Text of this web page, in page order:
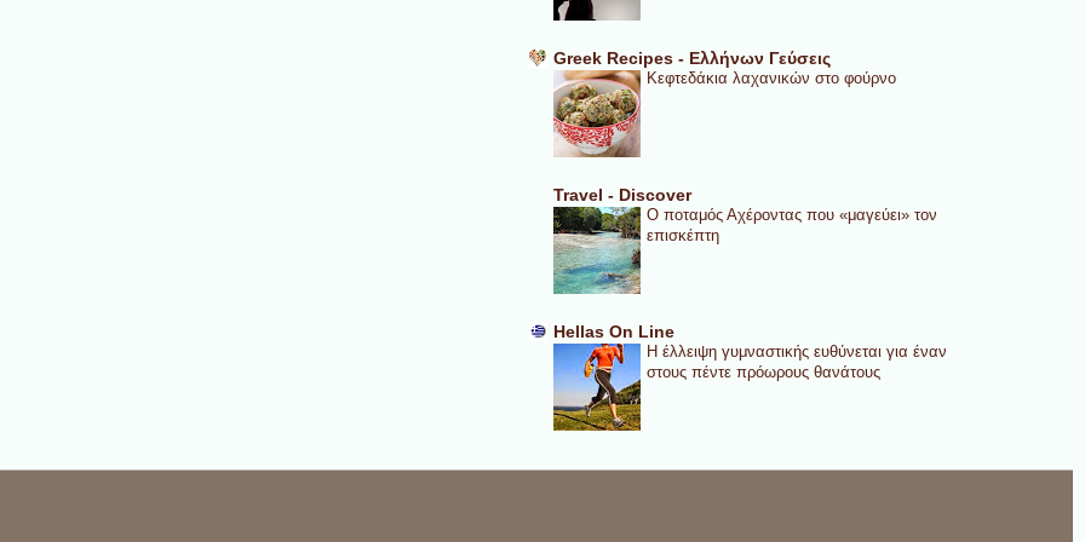
Greek Recipes - Ελλήνων Γεύσεις
Κεφτεδάκια λαχανικών στο φούρνο
Travel - Discover
Ο ποταμός Αχέροντας που «μαγεύει» τον
επισκέπτη
Hellas On Line
Η έλλειψη γυμναστικής ευθύνεται για έναν
στους πέντε πρόωρους θανάτους